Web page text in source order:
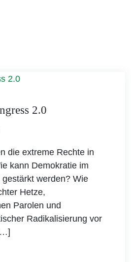
2.0
die extreme Rechte in
kann Demokratie im
gestärkt werden? Wie
Hetze,
Parolen und
Radikalisierung vor